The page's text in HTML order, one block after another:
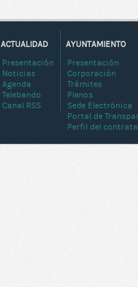
AYUNTAMIENTO
Presentación
Corporación
Trámites
Plenos
Sede Electrónica
Portal de
Perfil del
ACTUALIDAD
Presentación
Noticias
Agenda
Telebando
Canal RSS